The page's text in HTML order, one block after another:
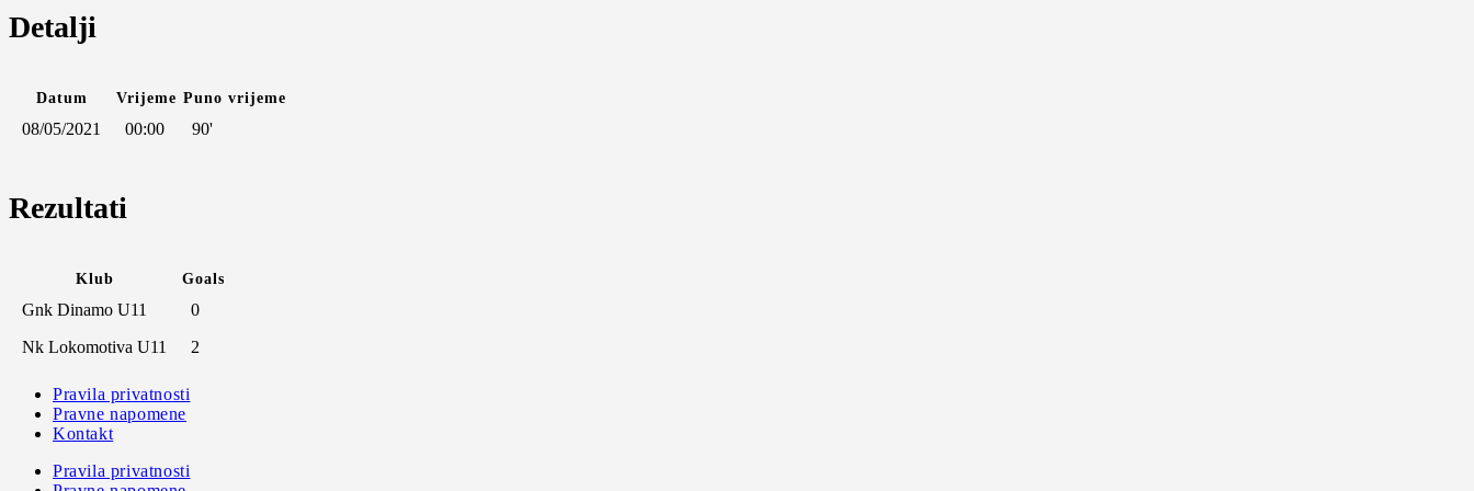
Detalji
Datum Vrijeme Puno vrijeme
08/05/2021 00:00 90'
Rezultati
Klub Goals
Gnk Dinamo U11
0
Nk Lokomotiva U11
2
Pravila privatnosti
Pravne napomene
Kontakt
Pravila privatnosti